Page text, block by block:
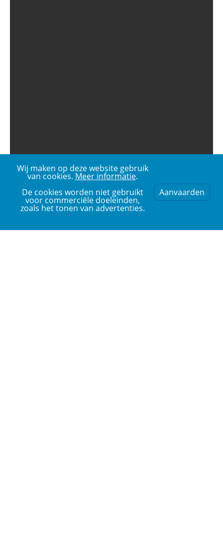
Wij maken op deze website gebruik
van cookies. Meer informatie.
De cookies worden niet gebruikt
voor commerciële doeleinden,
zoals het tonen van advertenties.
Aanvaarden